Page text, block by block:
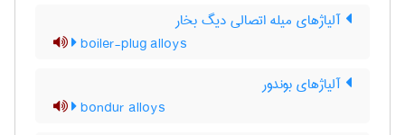
آلیاژهای میله اتصالی دیگ بخار
boiler-plug alloys
آلیاژهای بوندور
bondur alloys